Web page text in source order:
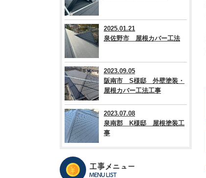
2025.01.21
泉佐野市 屋根カバー工法
2023.09.05
阪南市 S様邸 外壁塗装・
屋根カバー工法工事
2023.07.08
泉南郡 K様邸 屋根塗装工
事
工事メニュー
MENU LIST